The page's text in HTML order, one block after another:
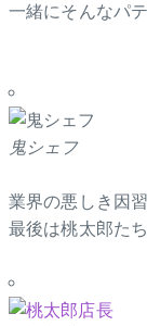
一緒にそんなパ
鬼シェフ
業界の悪しき因習
最後は桃太郎た